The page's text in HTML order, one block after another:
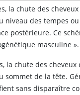
la chute des cheveux
niveau des tempes
postérieure. Ce
masculine ».
la chute des cheveux
sommet de la tête.
sans disparaître